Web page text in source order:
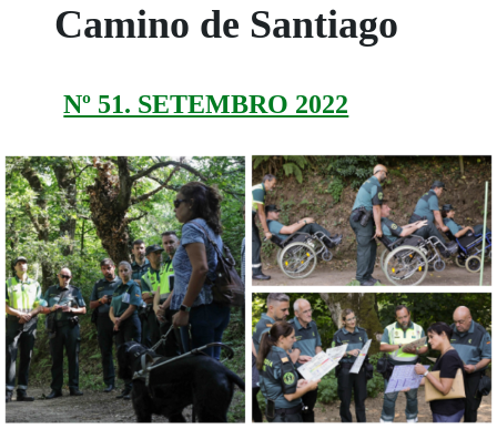
Camino de Santiago
Nº 51. SETEMBRO 2022